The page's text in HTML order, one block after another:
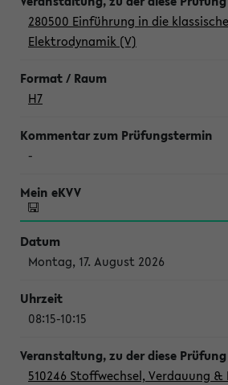
280500 Einführung in die
Elektrodynamik (V)
H7
-
Montag, 17. August 2026
08:15-10:15
510246 Stoffwechsel, Verdauung